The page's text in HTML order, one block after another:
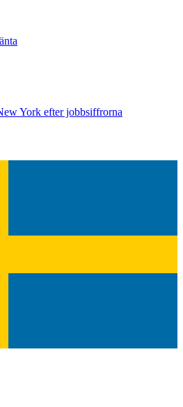
York efter jobbsiffrorna